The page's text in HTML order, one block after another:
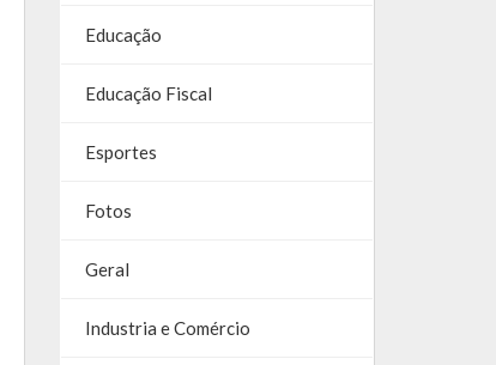
Educação
Educação Fiscal
Esportes
Fotos
Geral
Industria e Comércio